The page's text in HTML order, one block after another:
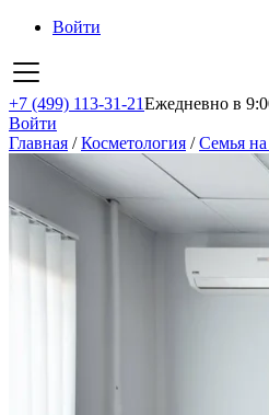
Войти
+7 (499) 113-31-21Ежедневно в
Войти
Главная /Косметология /Семья